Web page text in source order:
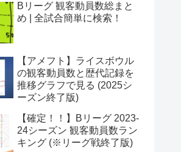
Bリーグ 観客動員数総まと
め | 全試合簡単に検索！
【アメフト】ライスボウル
の観客動員数と歴代記録を
推移グラフで見る (2025シ
ーズン終了版)
【確定！！】Bリーグ 2023-
24シーズン 観客動員数ラン
キング (※リーグ戦終了版)